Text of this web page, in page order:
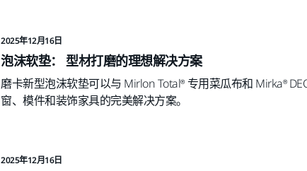
2025年12月16日
泡沫软垫： 型材打磨的理想解决方案
磨卡新型泡沫软垫可以与 Mirlon Total® 专用菜瓜布和 Mirka®
窗、模件和装饰家具的完美解决方案。
2025年12月16日